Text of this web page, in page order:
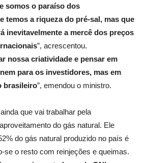
somos o paraíso dos
temos a riqueza do pré-sal, mas que
inevitavelmente a mercê dos preços
”, acrescentou.
nossa criatividade e pensar em
para os investidores, mas em
brasileiro”, emendou o ministro.
que vai trabalhar pela
do gás natural. Ele
do gás natural produzido no país é
se o resto com reinjeções e queimas.